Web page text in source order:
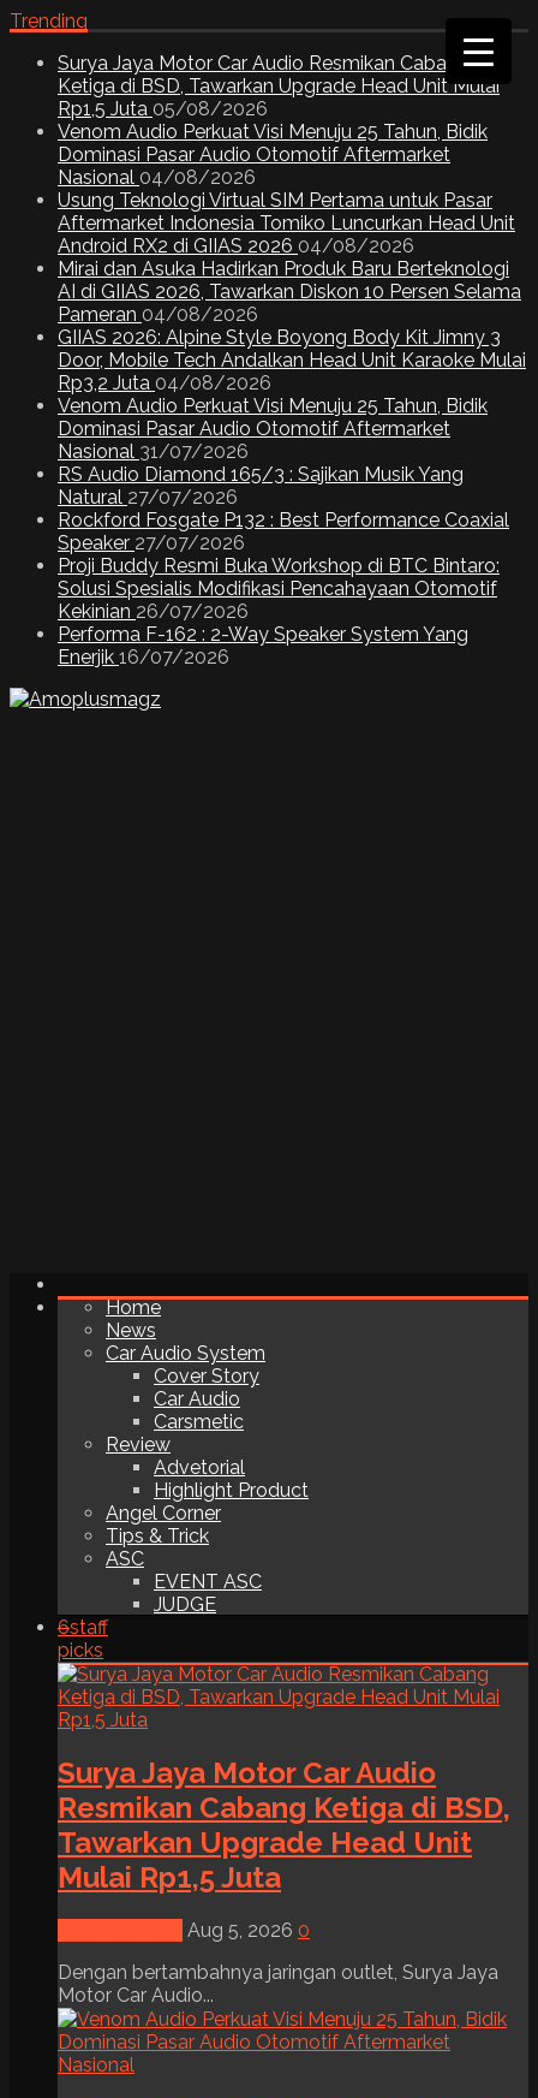
Trending
Surya Jaya Motor Car Audio Resmikan Cabang
Ketiga di BSD, Tawarkan Upgrade Head Unit Mulai
Rp1,5 Juta 05/08/2026
Venom Audio Perkuat Visi Menuju 25 Tahun, Bidik
Dominasi Pasar Audio Otomotif Aftermarket
Nasional 04/08/2026
Usung Teknologi Virtual SIM Pertama untuk Pasar
Aftermarket Indonesia Tomiko Luncurkan Head Unit
Android RX2 di GIIAS 2026 04/08/2026
Mirai dan Asuka Hadirkan Produk Baru Berteknologi
AI di GIIAS 2026, Tawarkan Diskon 10 Persen Selama
Pameran 04/08/2026
GIIAS 2026: Alpine Style Boyong Body Kit Jimny 3
Door, Mobile Tech Andalkan Head Unit Karaoke Mulai
Rp3,2 Juta 04/08/2026
Venom Audio Perkuat Visi Menuju 25 Tahun, Bidik
Dominasi Pasar Audio Otomotif Aftermarket
Nasional 31/07/2026
RS Audio Diamond 165/3 : Sajikan Musik Yang
Natural 27/07/2026
Rockford Fosgate P132 : Best Performance Coaxial
Speaker 27/07/2026
Proji Buddy Resmi Buka Workshop di BTC Bintaro:
Solusi Spesialis Modifikasi Pencahayaan Otomotif
Kekinian 26/07/2026
Performa F-162 : 2-Way Speaker System Yang
Enerjik 16/07/2026
Home
News
Car Audio System
Cover Story
Car Audio
Carsmetic
Review
Advetorial
Highlight Product
Angel Corner
Tips & Trick
ASC
EVENT ASC
JUDGE
6staff
picks
Surya Jaya Motor Car Audio
Resmikan Cabang Ketiga di BSD,
Tawarkan Upgrade Head Unit
Mulai Rp1,5 Juta
Aug 5, 2026 0
Dengan bertambahnya jaringan outlet, Surya Jaya
Motor Car Audio...